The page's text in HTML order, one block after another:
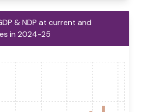
& NDP at current and
in 2024-25